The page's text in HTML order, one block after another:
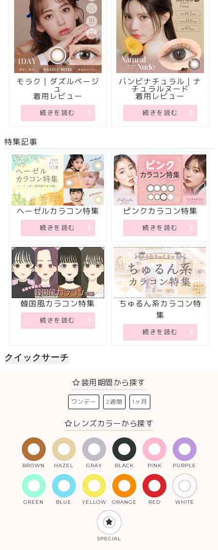
モラク｜ダズルベージ
ュ
着用レビュー
続きを読む
バンビナチュラル｜ナ
チュラルヌード
着用レビュー
続きを読む
特集記事
ヘーゼルカラコン特集
続きを読む
ピンクカラコン特集
続きを読む
韓国風カラコン特集
続きを読む
ちゅるん系カラコン特
集
続きを読む
クイックサーチ
装用期間から探す
ワンデー 2週間 1ヶ月
レンズカラーから探す
BROWN HAZEL GRAY BLACK PINK PURPLE
GREEN BLUE YELLOW ORANGE RED WHITE
SPECIAL